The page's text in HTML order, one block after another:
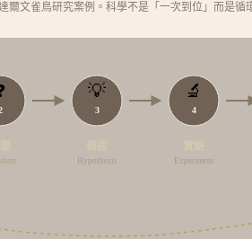
爾文雀鳥研究案例。科學不是「一次到位」而是循
💡
3
Hypothesis
🔬
4
Experiment